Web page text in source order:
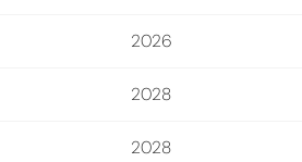
2026
2028
2028